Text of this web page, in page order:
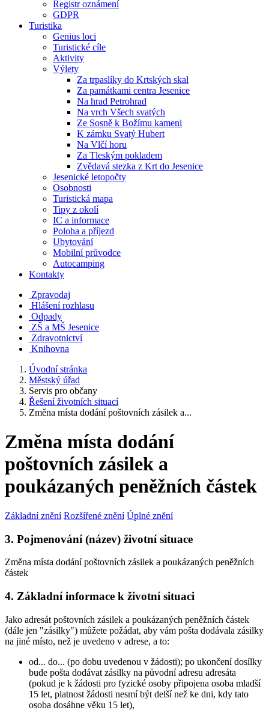
Registr oznámení
GDPR
Turistika
Genius loci
Turistické cíle
Aktivity
Výlety
Za trpaslíky do Krtských skal
Za památkami centra Jesenice
Na hrad Petrohrad
Na vrch Všech svatých
Ze Sosně k Božímu kameni
K zámku Svatý Hubert
Na Vlčí horu
Za Tleským pokladem
Zvědavá stezka z Krt do Jesenice
Jesenické letopočty
Osobnosti
Turistická mapa
Tipy z okolí
IC a informace
Poloha a příjezd
Ubytování
Mobilní průvodce
Autocamping
Kontakty
Zpravodaj
Hlášení rozhlasu
Odpady
ZŠ a MŠ Jesenice
Zdravotnictví
Knihovna
Úvodní stránka
Městský úřad
Servis pro občany
Řešení životních situací
Změna místa dodání poštovních zásilek a...
Změna místa dodání
poštovních zásilek a
poukázaných peněžních částek
Základní znění Rozšířené znění Úplné znění
3. Pojmenování (název) životní situace
Změna místa dodání poštovních zásilek a poukázaných peněžních
částek
4. Základní informace k životní situaci
Jako adresát poštovních zásilek a poukázaných peněžních částek
(dále jen "zásilky") můžete požádat, aby vám pošta dodávala zásilky
na jiné místo, než je uvedeno v adrese, a to:
od... do... (po dobu uvedenou v žádosti); po ukončení dosílky
bude pošta dodávat zásilky na původní adresu adresáta
(pokud je k žádosti pro fyzické osoby připojena osoba mladší
15 let, platnost žádosti nesmí být delší než ke dni, kdy tato
osoba dosáhne věku 15 let),